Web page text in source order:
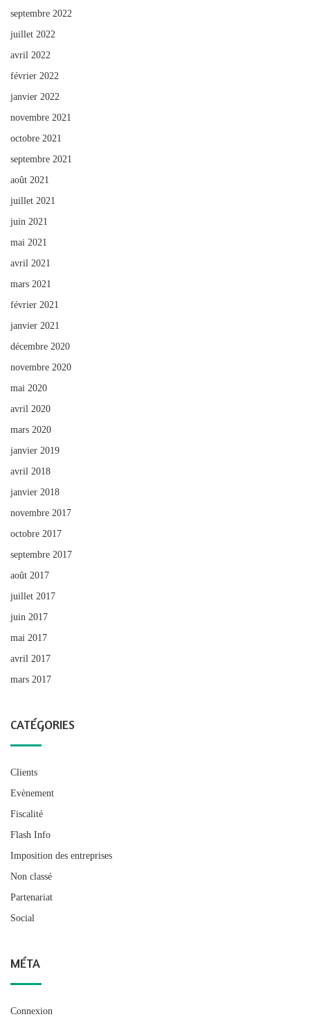
septembre 2022
juillet 2022
avril 2022
février 2022
janvier 2022
novembre 2021
octobre 2021
septembre 2021
août 2021
juillet 2021
juin 2021
mai 2021
avril 2021
mars 2021
février 2021
janvier 2021
décembre 2020
novembre 2020
mai 2020
avril 2020
mars 2020
janvier 2019
avril 2018
janvier 2018
novembre 2017
octobre 2017
septembre 2017
août 2017
juillet 2017
juin 2017
mai 2017
avril 2017
mars 2017
CATÉGORIES
Clients
Evènement
Fiscalité
Flash Info
Imposition des entreprises
Non classé
Partenariat
Social
MÉTA
Connexion